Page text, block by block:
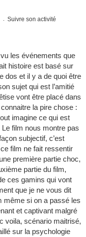
Suivre son activité
les événements que
histoire est basé sur
dos et il y a de quoi être
sujet qui est l’amitié
vont être placé dans
la pire chose :
imagine ce qui est
film nous montre pas
subjectif, c’est
film ne fait ressentir
première partie choc,
partie du film,
ces gamins qui vont
que je ne vous dit
même si on a passé les
et captivant malgré
voila, scénario maitrisé,
sur la psychologie